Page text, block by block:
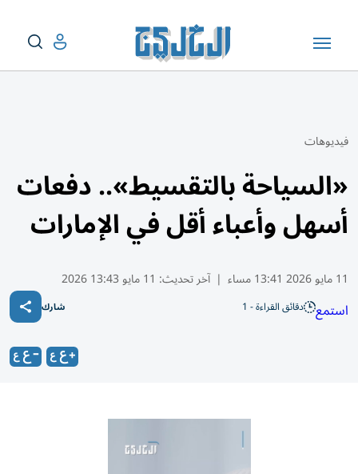
فيديوهات
«السياحة بالتقسيط».. دفعات
أسهل وأعباء أقل في الإمارات
11 مايو 2026 13:41 مساء | آخر تحديث: 11 مايو 13:43 2026
استمع دقائق القراءة - 1 شارك